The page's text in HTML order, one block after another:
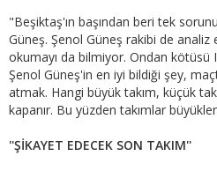
"Beşiktaş'ın başından beri tek
Güneş. Şenol Güneş rakibi de analiz
okumayı da bilmiyor. Ondan kötüsü
Şenol Güneş'in en iyi bildiği şey,
atmak. Hangi büyük takım, küçük
kapanır. Bu yüzden takımlar
''ŞİKAYET EDECEK SON TAKIM''